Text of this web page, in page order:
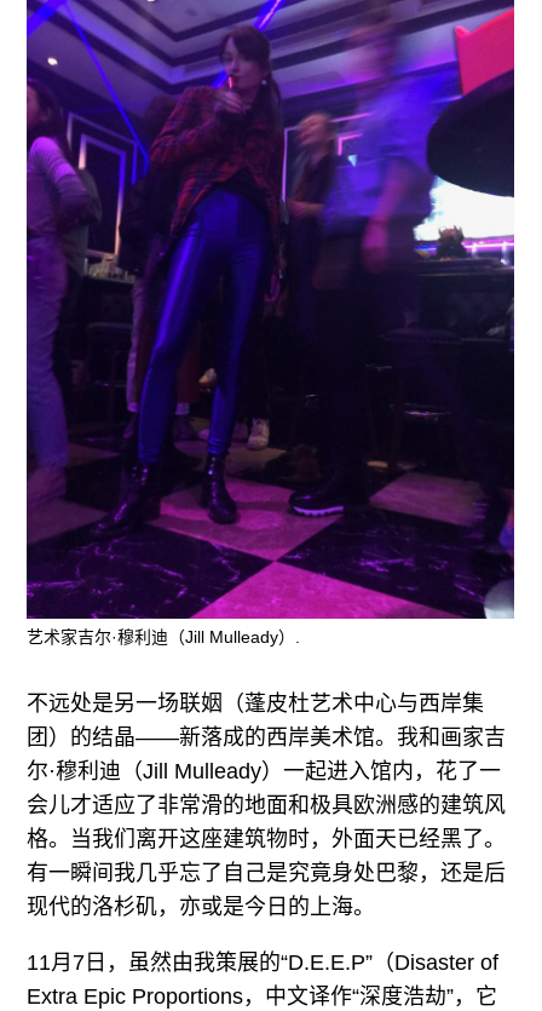
艺术家吉尔·穆利迪（Jill Mulleady）.
不远处是另一场联姻（蓬皮杜艺术中心与西岸集
团）的结晶——新落成的西岸美术馆。我和画家吉
尔·穆利迪（Jill Mulleady）一起进入馆内，花了一
会儿才适应了非常滑的地面和极具欧洲感的建筑风
格。当我们离开这座建筑物时，外面天已经黑了。
有一瞬间我几乎忘了自己是究竟身处巴黎，还是后
现代的洛杉矶，亦或是今日的上海。
11月7日，虽然由我策展的“D.E.E.P”（Disaster of
Extra Epic Proportions，中文译作“深度浩劫”，它